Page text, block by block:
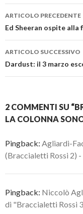
Navigazione
articolo
ARTICOLO PRECEDENTE
Ed Sheeran ospite alla
ARTICOLO SUCCESSIVO
Dardust: il 3 marzo
2 COMMENTI SU
LA COLONNA
Pingback: Agliardi-
(Braccialetti Rossi 2) -
Pingback: Niccolò
di "Braccialetti Rossi